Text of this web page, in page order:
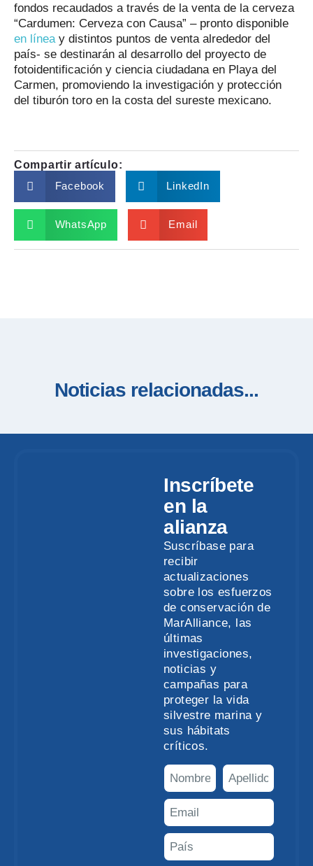
fondos recaudados a través de la venta de la cerveza
“Cardumen: Cerveza con Causa” – pronto disponible
en línea y distintos puntos de venta alrededor del
país- se destinarán al desarrollo del proyecto de
fotoidentificación y ciencia ciudadana en Playa del
Carmen, promoviendo la investigación y protección
del tiburón toro en la costa del sureste mexicano.
Compartir artículo:
Facebook
LinkedIn
WhatsApp Email
Noticias relacionadas...
Inscríbete
en la
alianza
Suscríbase para
recibir
actualizaciones
sobre los esfuerzos
de conservación de
MarAlliance, las
últimas
investigaciones,
noticias y
campañas para
proteger la vida
silvestre marina y
sus hábitats
críticos.